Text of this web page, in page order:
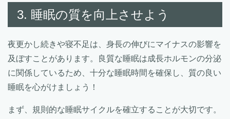
3. 睡眠の質を向上させよう
夜更かし続きや寝不足は、身長の伸びにマイナスの影響を
及ぼすことがあります。良質な睡眠は成長ホルモンの分泌
に関係しているため、十分な睡眠時間を確保し、質の良い
睡眠を心がけましょう！
まず、規則的な睡眠サイクルを確立することが大切です。